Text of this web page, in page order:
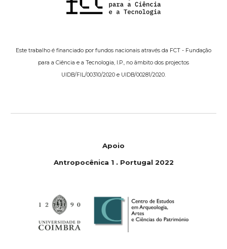
Este trabalho é financiado por fundos nacionais através da FCT - Fundação
para a Ciência e a Tecnologia, I.P., no âmbito dos projectos
UIDB/FIL/00310/2020 e UIDB/00281/2020.
Apoio
Antropocênica 1. Portugal 2022